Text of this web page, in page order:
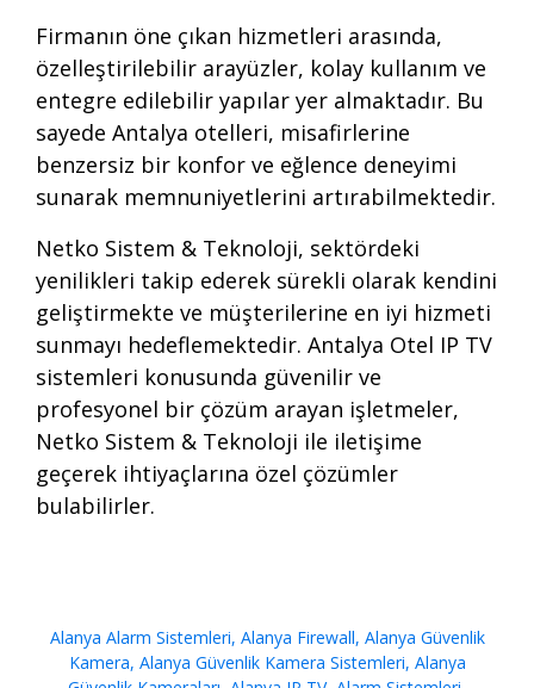
Firmanın öne çıkan hizmetleri arasında,
özelleştirilebilir arayüzler, kolay kullanım ve
entegre edilebilir yapılar yer almaktadır. Bu
sayede Antalya otelleri, misafirlerine
benzersiz bir konfor ve eğlence deneyimi
sunarak memnuniyetlerini artırabilmektedir.
Netko Sistem & Teknoloji, sektördeki
yenilikleri takip ederek sürekli olarak kendini
geliştirmekte ve müşterilerine en iyi hizmeti
sunmayı hedeflemektedir. Antalya Otel IP TV
sistemleri konusunda güvenilir ve
profesyonel bir çözüm arayan işletmeler,
Netko Sistem & Teknoloji ile iletişime
geçerek ihtiyaçlarına özel çözümler
bulabilirler.
Alanya Alarm Sistemleri, Alanya Firewall, Alanya Güvenlik
Kamera, Alanya Güvenlik Kamera Sistemleri, Alanya